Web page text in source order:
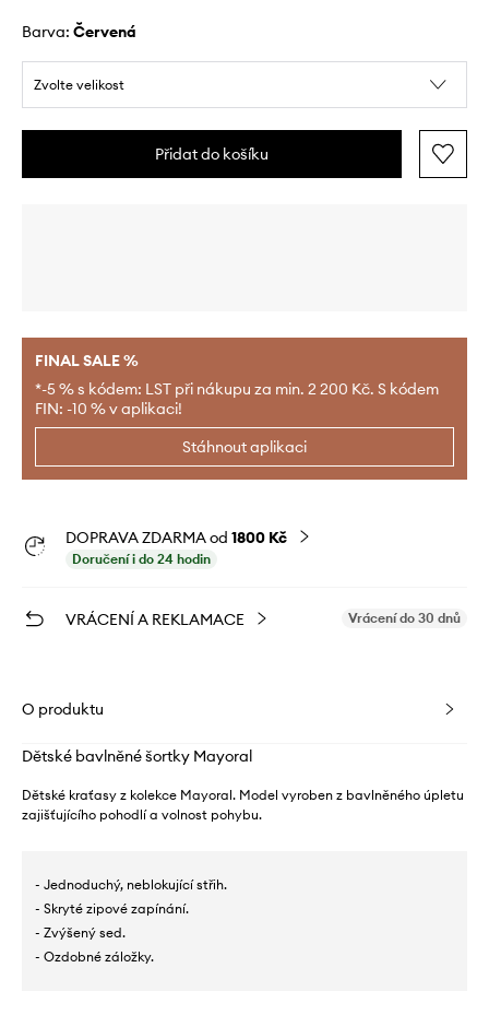
Barva: červená
Zvolte velikost
Přidat do košíku
FINAL SALE %
*-5 % s kódem: LST při nákupu za min. 2 200 Kč. S kódem
FIN: -10 % v aplikaci!
Stáhnout aplikaci
DOPRAVA ZDARMA od 1800 Kč
Doručení i do 24 hodin
VRÁCENÍ A REKLAMACE Vrácení do 30 dnů
O produktu
Dětské bavlněné šortky Mayoral
Dětské kraťasy z kolekce Mayoral. Model vyroben z bavlněného úpletu
zajišťujícího pohodlí a volnost pohybu.
- Jednoduchý, neblokující střih.
- Skryté zipové zapínání.
- Zvýšený sed.
- Ozdobné záložky.